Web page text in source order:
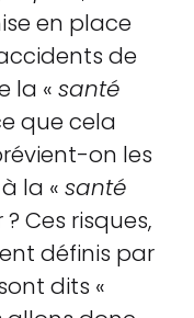
en place
de
la « santé
que cela
on les
la « santé
Ces risques,
définis par
dits «